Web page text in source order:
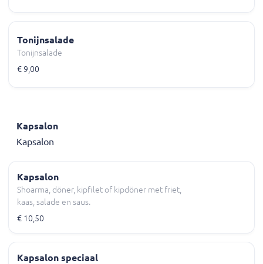
Tonijnsalade
Tonijnsalade
€ 9,00
Kapsalon
Kapsalon
Kapsalon
Shoarma, döner, kipfilet of kipdöner met friet,
kaas, salade en saus.
€ 10,50
Kapsalon speciaal